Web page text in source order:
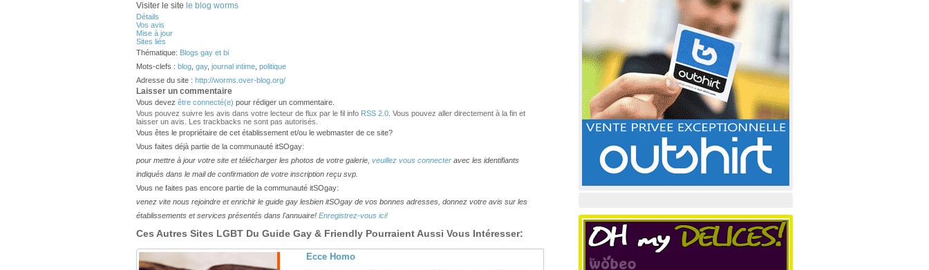
Visiter le site le blog worms
Détails
Vos avis
Mise à jour
Sites liés
Thématique: Blogs gay et bi
Mots-clefs : blog gay, journal intime politique
Adresse du site : http://worms.over-blog.org/
Laisser un commentaire
Vous devez être connecté(e) pour rédiger un commentaire.
Vous pouvez suivre les avis dans votre lecteur de flux par le fil info RSS 2.0 . Vous pouvez aller directement à la fin et
laisser un avis. Les trackbacks ne sont pas autorisés.
Vous êtes le propriétaire de cet établissement et/ou le webmaster de ce site?
Vous faites déjà partie de la communauté itSOgay:
pour mettre à jour votre site et télécharger les photos de votre galerie, veuillez vous connecter avec les identifiants
indiqués dans le mail de confirmation de votre inscription reçu svp.
Vous ne faites pas encore partie de la communauté itSOgay:
venez vite nous rejoindre et enrichir le guide gay lesbien itSOgay de vos bonnes adresses, donnez votre avis sur les
établissements et services présentés dans l'annuaire! Enregistrez-vous ici!
Ces Autres Sites LGBT Du Guide Gay & Friendly Pourraient Aussi Vous Intéresser:
Ecce Homo